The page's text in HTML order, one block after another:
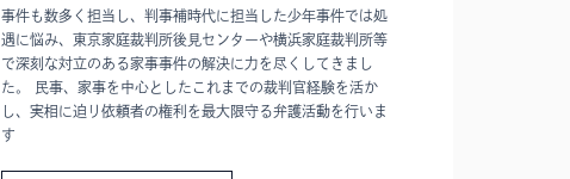
事件も数多く担当し、判事補時代に担当した少年事件では処
遇に悩み、東京家庭裁判所後見センターや横浜家庭裁判所等
で深刻な対立のある家事事件の解決に力を尽くしてきまし
た。 民事、家事を中心としたこれまでの裁判官経験を活か
し、実相に迫り依頼者の権利を最大限守る弁護活動を行いま
す